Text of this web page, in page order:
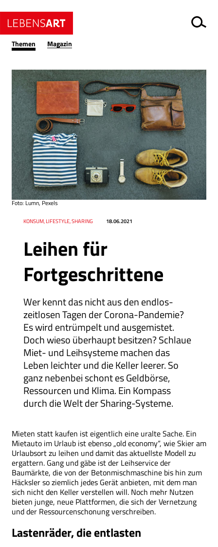
Themen Magazin
Leihen für
Fortgeschrittene
Wer kennt das nicht aus den endlos-
zeitlosen Tagen der Corona-Pandemie?
Es wird entrümpelt und ausgemistet.
Doch wieso überhaupt besitzen? Schlaue
Miet- und Leihsysteme machen das
Leben leichter und die Keller leerer. So
ganz nebenbei schont es Geldbörse,
Ressourcen und Klima. Ein Kompass
durch die Welt der Sharing-Systeme.
Datum 18.06.2021
RessortKONSUM, LIFESTYLE, SHARING
Foto: Lumn, Pexels
Mieten statt kaufen ist eigentlich eine uralte Sache. Ein
Mietauto im Urlaub ist ebenso „old economy“, wie Skier am
Urlaubsort zu leihen und damit das aktuellste Modell zu
ergattern. Gang und gäbe ist der Leihservice der
Baumärkte, die von der Betonmischmaschine bis hin zum
Häcksler so ziemlich jedes Gerät anbieten, mit dem man
sich nicht den Keller verstellen will. Noch mehr Nutzen
bieten junge, neue Plattformen, die sich der Vernetzung
und der Ressourcenschonung verschreiben.
Lastenräder, die entlasten